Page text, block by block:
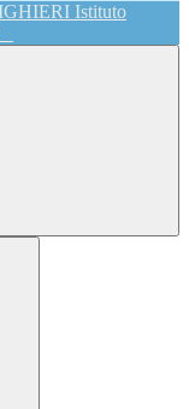
Istituto